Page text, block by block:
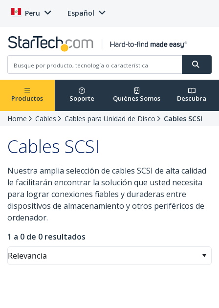
Peru Español
Productos Soporte Quiénes Somos Descubra
Home Cables Cables para Unidad de Disco Cables SCSI
Cables SCSI
Nuestra amplia selección de cables SCSI de alta calidad
le facilitarán encontrar la solución que usted necesita
para lograr conexiones fiables y duraderas entre
dispositivos de almacenamiento y otros periféricos de
ordenador.
1 a 0 de 0 resultados
Relevancia